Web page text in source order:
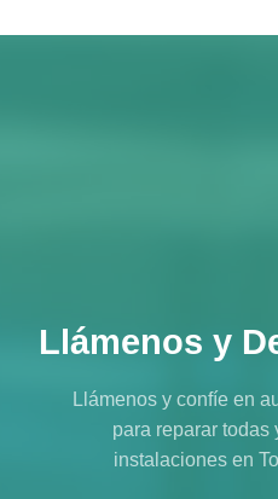
Llámenos y
Llámenos y confíe en
para reparar todas
instalaciones en